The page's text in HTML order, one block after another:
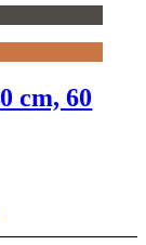
cm, 60